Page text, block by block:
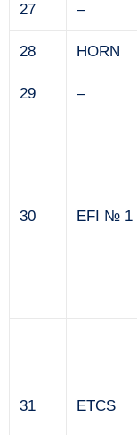
27 –
28 HORN
29 –
30 EFI № 1
31 ETCS